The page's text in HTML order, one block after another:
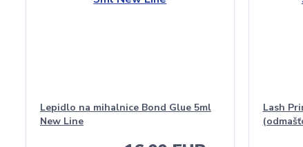
Lepidlo na mihalnice Bond Glue 5ml
New Line
Lash